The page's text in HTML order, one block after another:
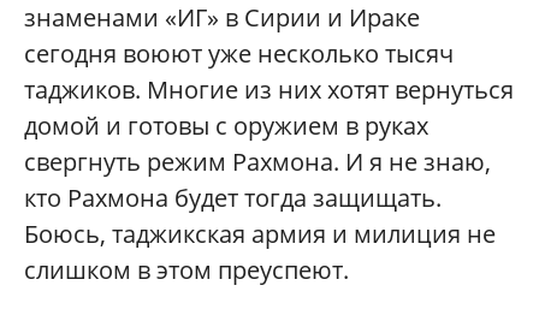
знаменами «ИГ» в Сирии и Ираке
сегодня воюют уже несколько тысяч
таджиков. Многие из них хотят вернуться
домой и готовы с оружием в руках
свергнуть режим Рахмона. И я не знаю,
кто Рахмона будет тогда защищать.
Боюсь, таджикская армия и милиция не
слишком в этом преуспеют.